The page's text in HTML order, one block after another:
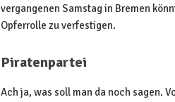
vergangenen Samstag in Bremen
Opferrolle zu verfestigen.
Piratenpartei
Ach ja, was soll man da noch sagen.